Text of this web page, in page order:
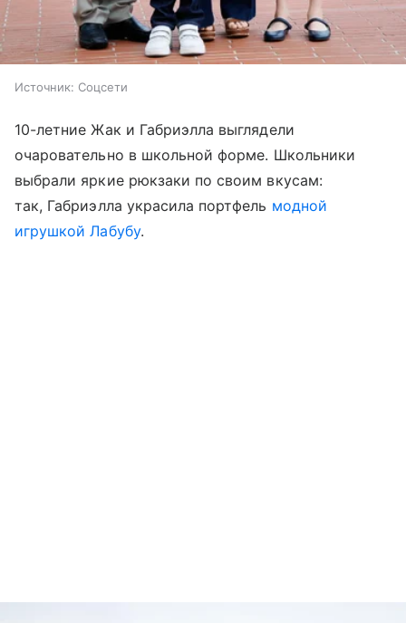
Источник: Соцсети
10-летние Жак и Габриэлла выглядели
очаровательно в школьной форме. Школьники
выбрали яркие рюкзаки по своим вкусам:
так, Габриэлла украсила портфель модной
игрушкой Лабубу.